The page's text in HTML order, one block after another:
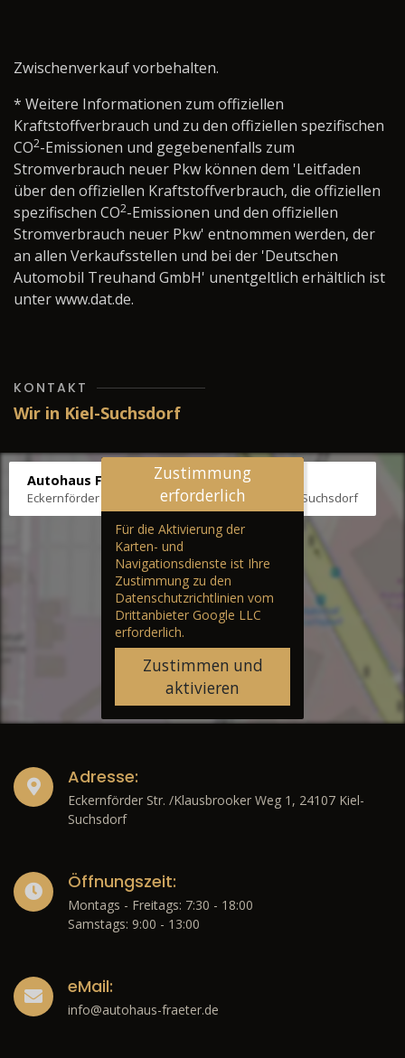
Zwischenverkauf vorbehalten.
* Weitere Informationen zum offiziellen
Kraftstoffverbrauch und zu den offiziellen spezifischen
CO2-Emissionen und gegebenenfalls zum
Stromverbrauch neuer Pkw können dem 'Leitfaden
über den offiziellen Kraftstoffverbrauch, die offiziellen
spezifischen CO2-Emissionen und den offiziellen
Stromverbrauch neuer Pkw' entnommen werden, der
an allen Verkaufsstellen und bei der 'Deutschen
Automobil Treuhand GmbH' unentgeltlich erhältlich ist
unter www.dat.de.
KONTAKT
Wir in Kiel-Suchsdorf
Autohaus Fräter
Eckernförder Str. /Klausbrooker Weg 1, 24107 Kiel-Suchsdorf
Zustimmung
erforderlich
Für die Aktivierung der
Karten- und
Navigationsdienste ist Ihre
Zustimmung zu den
Datenschutzrichtlinien vom
Drittanbieter Google LLC
erforderlich.
Zustimmen und
aktivieren
Adresse:
Eckernförder Str. /Klausbrooker Weg 1, 24107 Kiel-
Suchsdorf
Öffnungszeit:
Montags - Freitags: 7:30 - 18:00
Samstags: 9:00 - 13:00
eMail:
info@autohaus-fraeter.de